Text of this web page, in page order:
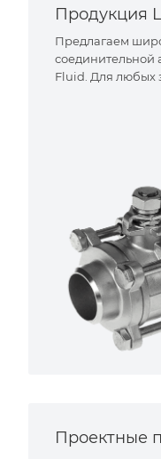
Продукция
Предлагаем
соединительной
Fluid. Для любых
Проектные